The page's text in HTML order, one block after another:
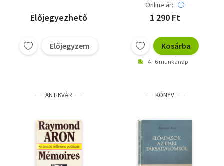
Előjegyezhető
Előjegyzem
Online ár:
1 290 Ft
Kosárba
4 - 6 munkanap
ANTIKVÁR KÖNYV